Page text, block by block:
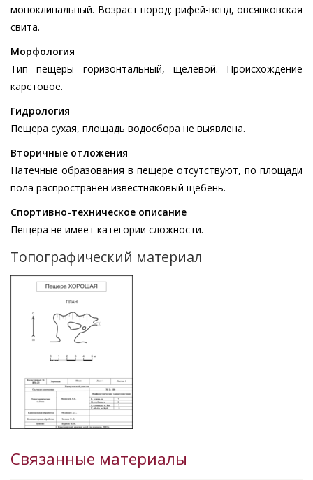
моноклинальный. Возраст пород: рифей-венд, овсянковская
свита.
Морфология
Тип пещеры горизонтальный, щелевой. Происхождение
карстовое.
Гидрология
Пещера сухая, площадь водосбора не выявлена.
Вторичные отложения
Натечные образования в пещере отсутствуют, по площади
пола распространен известняковый щебень.
Спортивно-техническое описание
Пещера не имеет категории сложности.
Топографический материал
Изображение
Связанные материалы